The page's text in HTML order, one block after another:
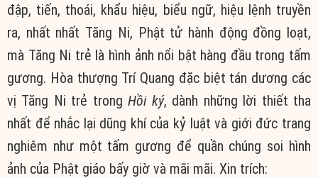
đập, tiến, thoái, khẩu hiệu, biểu ngữ, hiệu lệnh truyền
ra, nhất nhất Tăng Ni, Phật tử hành động đồng loạt,
mà Tăng Ni trẻ là hình ảnh nổi bật hàng đầu trong tấm
gương. Hòa thượng Trí Quang đặc biệt tán dương các
vị Tăng Ni trẻ trongHồi ký, dành những lời thiết tha
nhất để nhắc lại dũng khí của kỷ luật và giới đức trang
nghiêm như một tấm gương để quần chúng soi hình
ảnh của Phật giáo bấy giờ và mãi mãi. Xin trích: